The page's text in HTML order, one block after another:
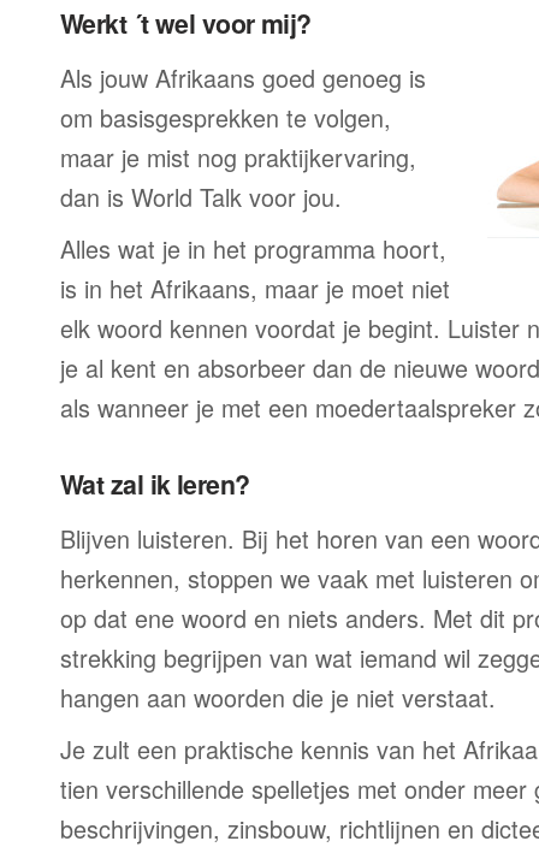
Werkt ´t wel voor mij?
Als jouw Afrikaans goed genoeg is
om basisgesprekken te volgen,
maar je mist nog praktijkervaring,
dan is World Talk voor jou.
Alles wat je in het programma hoort,
is in het Afrikaans, maar je moet niet
elk woord kennen voordat je begint. Luister
je al kent en absorbeer dan de nieuwe
als wanneer je met een moedertaalspreker
Wat zal ik leren?
Blijven luisteren. Bij het horen van een
herkennen, stoppen we vaak met luisteren
op dat ene woord en niets anders. Met dit
strekking begrijpen van wat iemand wil
hangen aan woorden die je niet verstaat.
Je zult een praktische kennis van het
tien verschillende spelletjes met onder
beschrijvingen, zinsbouw, richtlijnen en